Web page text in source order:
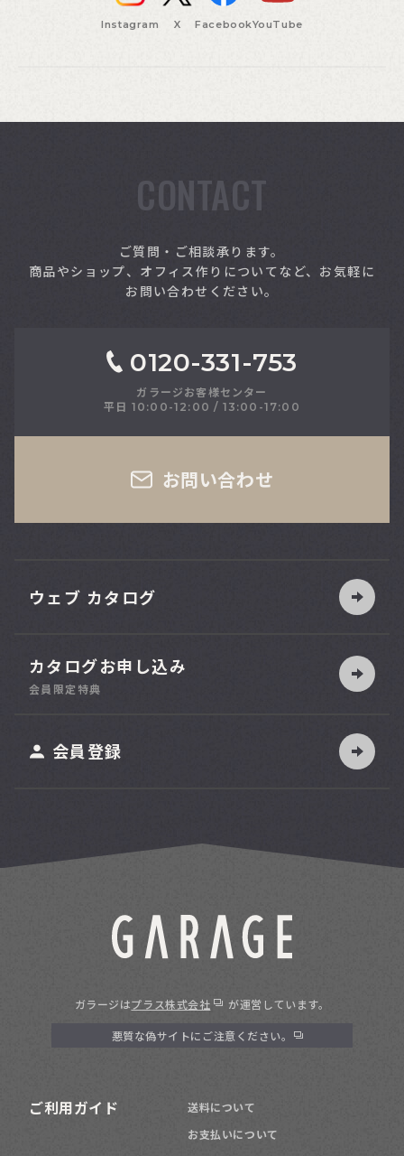
Instagram X FacebookYouTube
CONTACT
ご質問・ご相談承ります。
商品やショップ、オフィス作りについてなど、お気軽に
お問い合わせください。
0120-331-753
ガラージお客様センター
平日 10:00-12:00 / 13:00-17:00
お問い合わせ
ウェブ カタログ
カタログお申し込み
会員限定特典
会員登録
ガラージはプラス株式会社 が運営しています。
悪質な偽サイトにご注意ください。
ご利用ガイド
送料について
お支払いについて